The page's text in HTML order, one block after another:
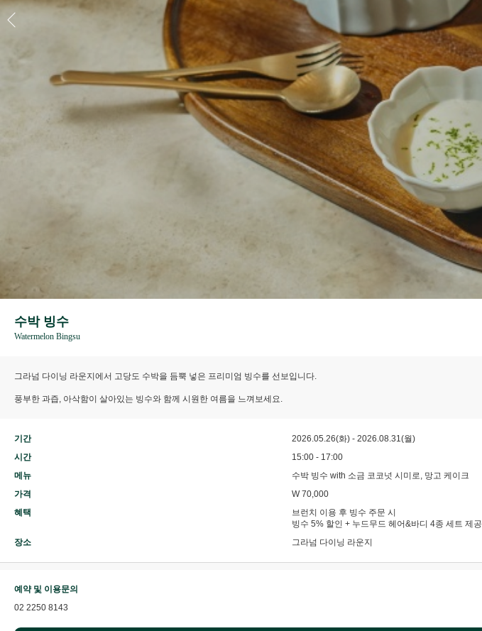
수박 빙수
Watermelon Bingsu
그라넘 다이닝 라운지에서 고당도 수박을 듬뿍 넣은 프리미엄 빙수를 선보입니다.
풍부한 과즙, 아삭함이 살아있는 빙수와 함께 시원한 여름을 느껴보세요.
기간
2026.05.26(화) - 2026.08.31(월)
시간
15:00 - 17:00
메뉴
수박 빙수 with 소금 코코넛 시미로, 망고 케이크
가격
W 70,000
혜택
브런치 이용 후 빙수 주문 시
빙수 5% 할인 + 누드무드 헤어&바디 4종 세트 제공
장소
그라넘 다이닝 라운지
예약 및 이용문의
02 2250 8143